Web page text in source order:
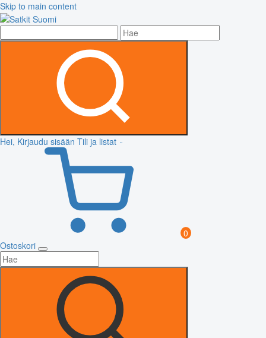
Skip to main content
Hei, Kirjaudu sisään Tili ja listat
0
Ostoskori